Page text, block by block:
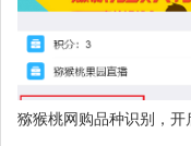
猕猴桃网购品种识别，开
桃行业智能ai识别